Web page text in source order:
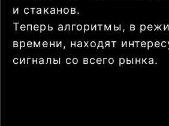
и стаканов.
Теперь алгоритмы, в
времени, находят
сигналы со всего рынка.